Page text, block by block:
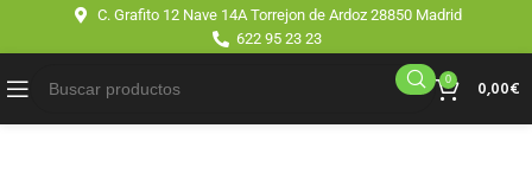
C. Grafito 12 Nave 14A Torrejon de Ardoz 28850 Madrid
622 95 23 23
0 0,00€